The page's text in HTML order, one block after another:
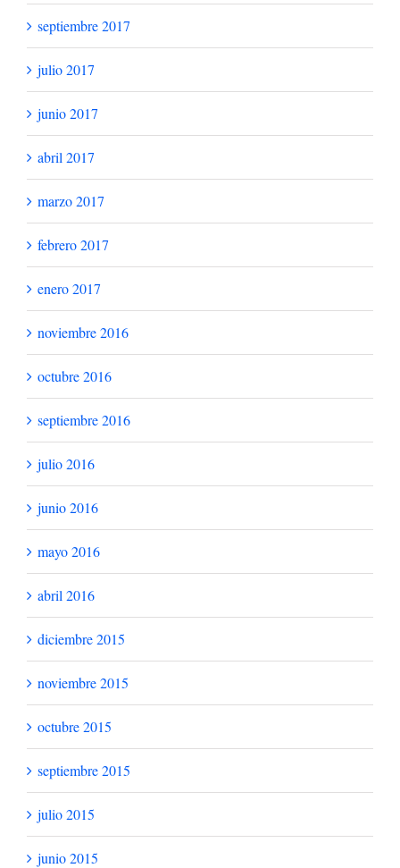
septiembre 2017
julio 2017
junio 2017
abril 2017
marzo 2017
febrero 2017
enero 2017
noviembre 2016
octubre 2016
septiembre 2016
julio 2016
junio 2016
mayo 2016
abril 2016
diciembre 2015
noviembre 2015
octubre 2015
septiembre 2015
julio 2015
junio 2015